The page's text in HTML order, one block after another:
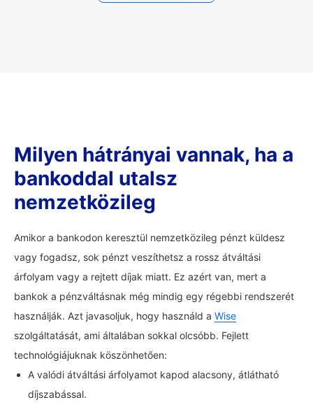
Milyen hátrányai vannak, ha a
bankoddal utalsz
nemzetközileg
Amikor a bankodon keresztül nemzetközileg pénzt küldesz
vagy fogadsz, sok pénzt veszíthetsz a rossz átváltási
árfolyam vagy a rejtett díjak miatt. Ez azért van, mert a
bankok a pénzváltásnak még mindig egy régebbi rendszerét
használják. Azt javasoljuk, hogy használd a Wise
szolgáltatását, ami általában sokkal olcsóbb. Fejlett
technológiájuknak köszönhetően:
A valódi átváltási árfolyamot kapod alacsony, átlátható
díjszabással.